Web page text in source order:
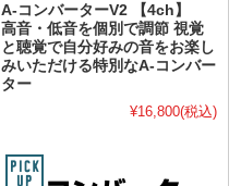
A-コンバーターV2 【4ch】
高音・低音を個別で調節 視覚
と聴覚で自分好みの音をお楽し
みいただける特別なA-コンバー
ター
¥16,800(税込)